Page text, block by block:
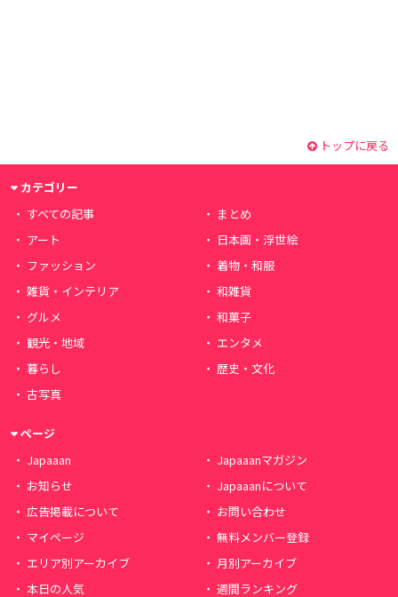
トップに戻る
カテゴリー
すべての記事
まとめ
アート
日本画・浮世絵
ファッション
着物・和服
雑貨・インテリア
和雑貨
グルメ
和菓子
観光・地域
エンタメ
暮らし
歴史・文化
古写真
ページ
Japaaan
Japaaanマガジン
お知らせ
Japaaanについて
広告掲載について
お問い合わせ
マイページ
無料メンバー登録
エリア別アーカイブ
月別アーカイブ
本日の人気
週間ランキング